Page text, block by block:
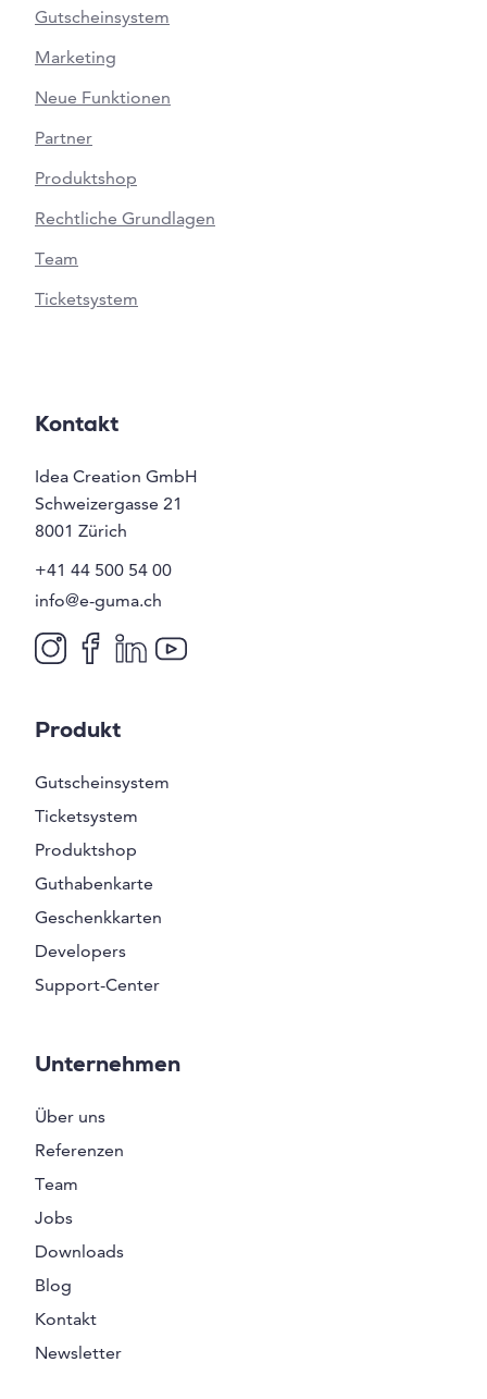
Gutscheinsystem
Marketing
Neue Funktionen
Partner
Produktshop
Rechtliche Grundlagen
Team
Ticketsystem
Kontakt
Idea Creation GmbH
Schweizergasse 21
8001 Zürich
+41 44 500 54 00
info@e-guma.ch
Produkt
Gutscheinsystem
Ticketsystem
Produktshop
Guthabenkarte
Geschenkkarten
Developers
Support-Center
Unternehmen
Über uns
Referenzen
Team
Jobs
Downloads
Blog
Kontakt
Newsletter